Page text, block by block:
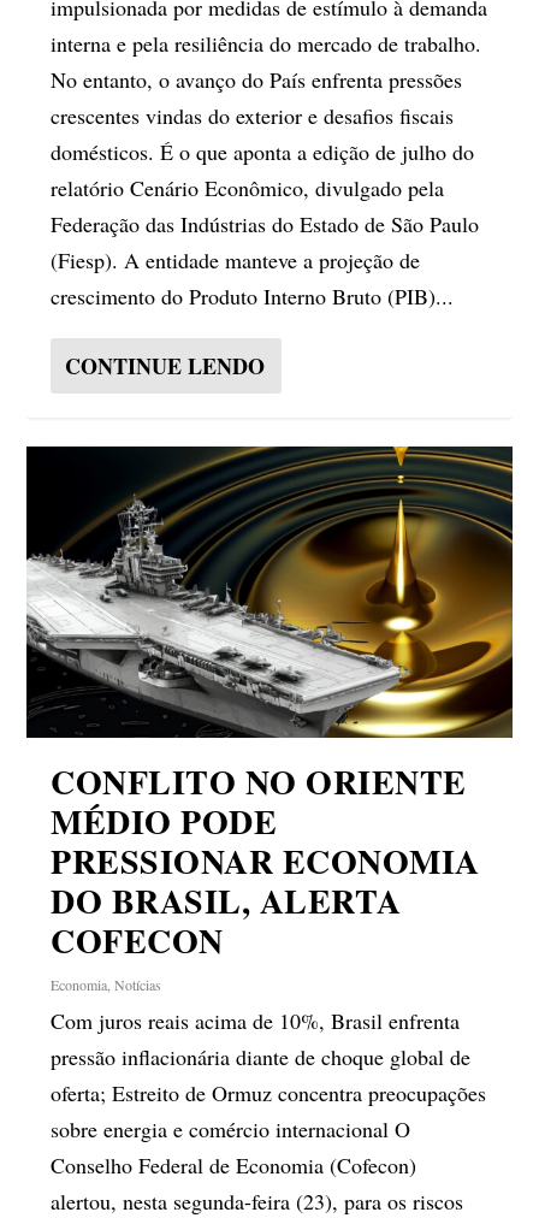
impulsionada por medidas de estímulo à demanda
interna e pela resiliência do mercado de trabalho.
No entanto, o avanço do País enfrenta pressões
crescentes vindas do exterior e desafios fiscais
domésticos. É o que aponta a edição de julho do
relatório Cenário Econômico, divulgado pela
Federação das Indústrias do Estado de São Paulo
(Fiesp). A entidade manteve a projeção de
crescimento do Produto Interno Bruto (PIB)...
CONTINUE LENDO
CONFLITO NO ORIENTE
MÉDIO PODE
PRESSIONAR ECONOMIA
DO BRASIL, ALERTA
COFECON
Economia ,Notícias
Com juros reais acima de 10%, Brasil enfrenta
pressão inflacionária diante de choque global de
oferta; Estreito de Ormuz concentra preocupações
sobre energia e comércio internacional O
Conselho Federal de Economia (Cofecon)
alertou, nesta segunda-feira (23), para os riscos